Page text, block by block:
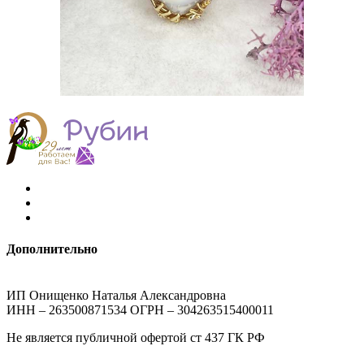
Дополнительно
ИП Онищенко Наталья Александровна
ИНН – 263500871534 ОГРН – 304263515400011
Не является публичной офертой ст 437 ГК РФ